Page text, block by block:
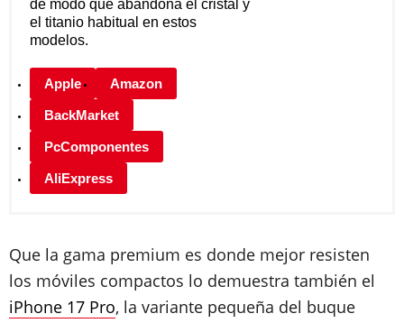
Apple Amazon
BackMarket
PcComponentes
AliExpress
de modo que abandona el cristal y
el titanio habitual en estos
modelos.
Que la gama premium es donde mejor resisten
los móviles compactos lo demuestra también el
iPhone 17 Pro, la variante pequeña del buque